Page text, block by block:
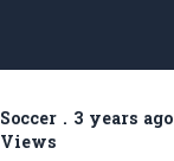
Soccer . 3 years ago
Views